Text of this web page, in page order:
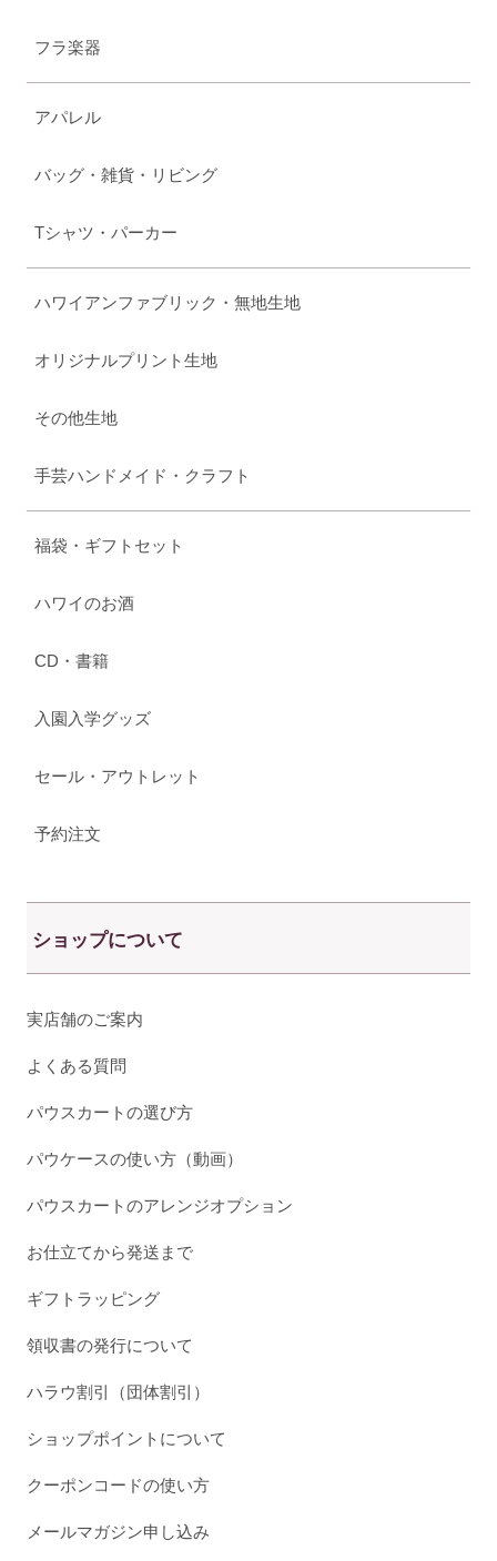
フラ楽器
アパレル
バッグ・雑貨・リビング
Tシャツ・パーカー
ハワイアンファブリック・無地生地
オリジナルプリント生地
その他生地
手芸ハンドメイド・クラフト
福袋・ギフトセット
ハワイのお酒
CD・書籍
入園入学グッズ
セール・アウトレット
予約注文
ショップについて
実店舗のご案内
よくある質問
パウスカートの選び方
パウケースの使い方（動画）
パウスカートのアレンジオプション
お仕立てから発送まで
ギフトラッピング
領収書の発行について
ハラウ割引（団体割引）
ショップポイントについて
クーポンコードの使い方
メールマガジン申し込み